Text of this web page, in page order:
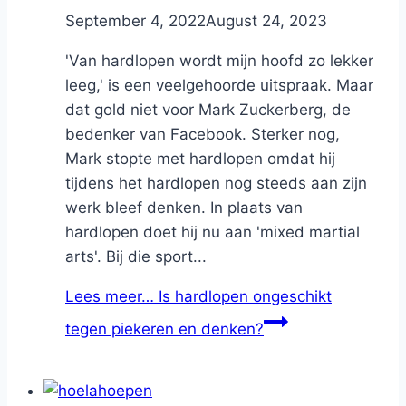
ByNicole
September 4, 2022August 24, 2023
'Van hardlopen wordt mijn hoofd zo lekker
leeg,' is een veelgehoorde uitspraak. Maar
dat gold niet voor Mark Zuckerberg, de
bedenker van Facebook. Sterker nog,
Mark stopte met hardlopen omdat hij
tijdens het hardlopen nog steeds aan zijn
werk bleef denken. In plaats van
hardlopen doet hij nu aan 'mixed martial
arts'. Bij die sport...
Lees meer… Is hardlopen ongeschikt
tegen piekeren en denken?